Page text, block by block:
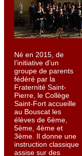
Né en 2015, de
l’initiative d’un
groupe de parents
fédéré par la
Fraternité Saint-
Pierre, le Collège
Saint-Fort accueille
au Bouscat les
élèves de 6ème,
5ème, 4ème et
3ème. Il donne une
instruction classique
assise sur des